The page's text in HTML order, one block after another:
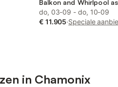
Balkon and Whirlpool
and Sauna
do, 03-09 - do, 10-09
€ 11.905·Speciale
in Chamonix